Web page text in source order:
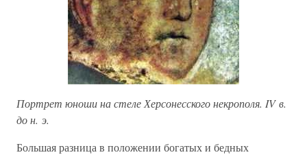
Портрет юноши на стеле Херсонесского некрополя. IV в.
до н. э.
Большая разница в положении богатых и бедных